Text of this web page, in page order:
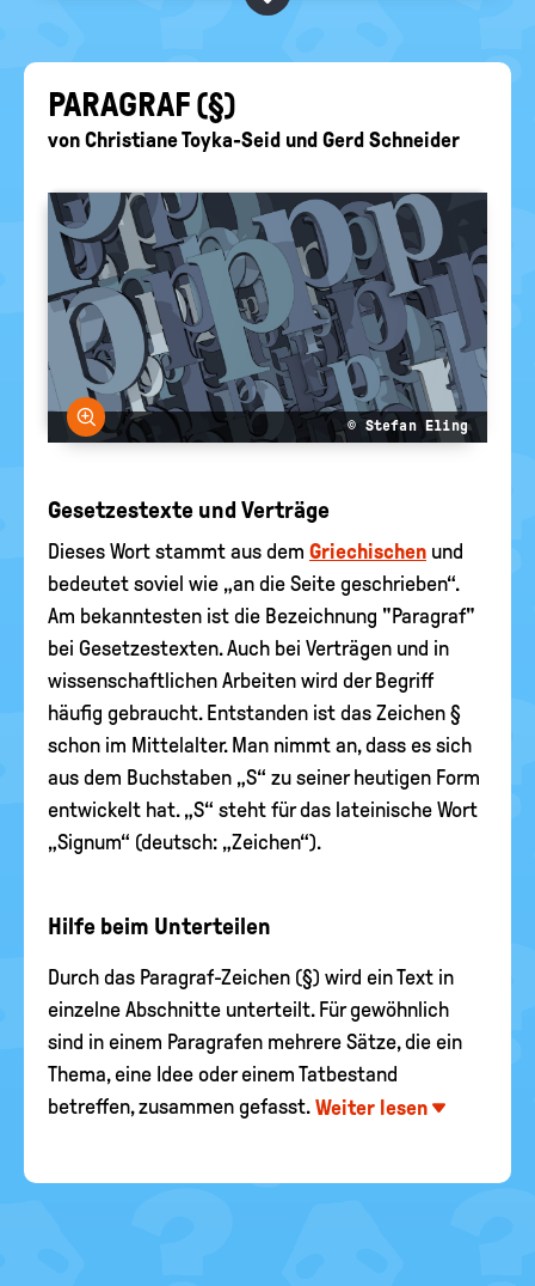
politische
EURE AKTUELLEN FRAGEN...
PA­RA­GRAF (§)
von Christiane Toyka-Seid und Gerd Schneider
Bild vergrößern
© Stefan Eling
Gesetzestexte und Verträge
Dieses Wort stammt aus dem Griechischen und
bedeutet soviel wie „an die Seite geschrieben“.
Am bekanntesten ist die Bezeichnung "Paragraf"
bei Gesetzestexten. Auch bei Verträgen und in
wissenschaftlichen Arbeiten wird der Begriff
häufig gebraucht. Entstanden ist das Zeichen §
schon im Mittelalter. Man nimmt an, dass es sich
aus dem Buchstaben „S“ zu seiner heutigen Form
entwickelt hat. „S“ steht für das lateinische Wort
„Signum“ (deutsch: „Zeichen“).
Hilfe beim Unterteilen
Durch das Paragraf-Zeichen (§) wird ein Text in
einzelne Abschnitte unterteilt. Für gewöhnlich
sind in einem Paragrafen mehrere Sätze, die ein
Thema, eine Idee oder einem Tatbestand
betreffen, zusammen gefasst. Weiter lesen